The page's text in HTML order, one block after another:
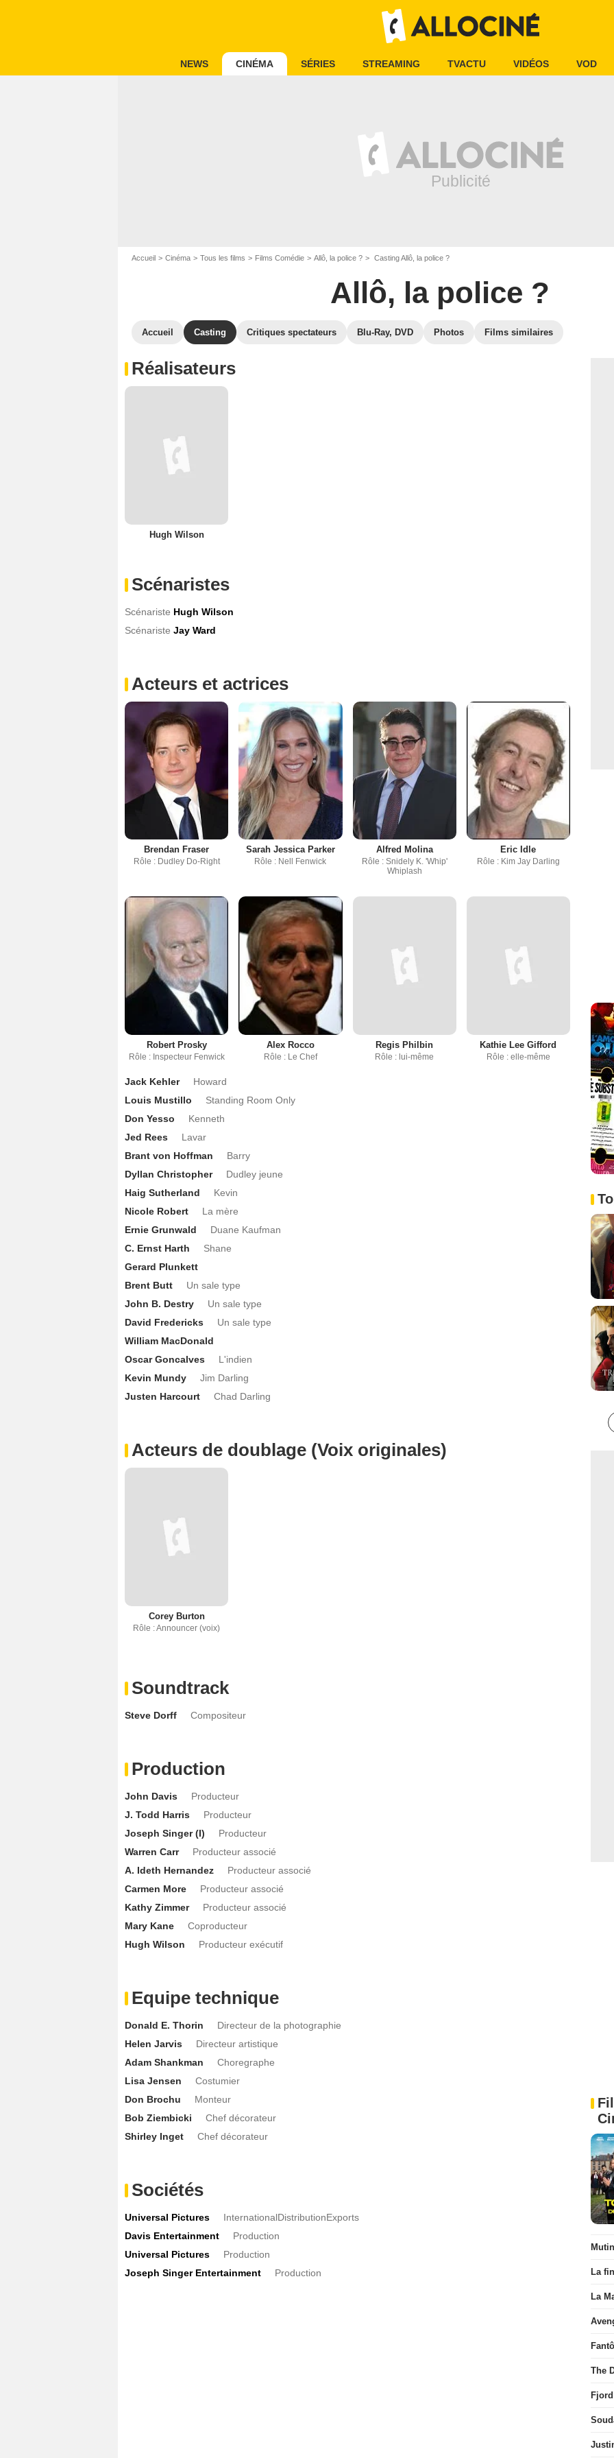
NEWS CINÉMA SÉRIES STREAMING TVACTU VIDÉOS VOD
Accueil Cinéma Tous les films Films Comédie Allô, la police ? Casting Allô, la police ?
Allô, la police ?
Accueil Casting Critiques spectateurs Blu-Ray, DVD Photos Films similaires
Réalisateurs
Hugh Wilson
Scénaristes
Scénariste Hugh Wilson
Scénariste Jay Ward
Acteurs et actrices
Brendan Fraser
Rôle : Dudley Do-Right
Sarah Jessica Parker
Rôle : Nell Fenwick
Alfred Molina
Rôle : Snidely K. 'Whip'
Whiplash
Eric Idle
Rôle : Kim Jay Darling
Robert Prosky
Rôle : Inspecteur Fenwick
Alex Rocco
Rôle : Le Chef
Regis Philbin
Rôle : lui-même
Kathie Lee Gifford
Rôle : elle-même
Jack Kehler
Howard
Louis Mustillo
Standing Room Only
Don Yesso
Kenneth
Jed Rees
Lavar
Brant von Hoffman
Barry
Dyllan Christopher
Dudley jeune
Haig Sutherland
Kevin
Nicole Robert
La mère
Ernie Grunwald
Duane Kaufman
C. Ernst Harth
Shane
Gerard Plunkett
Brent Butt
Un sale type
John B. Destry
Un sale type
David Fredericks
Un sale type
William MacDonald
Oscar Goncalves
L'indien
Kevin Mundy
Jim Darling
Justen Harcourt
Chad Darling
Acteurs de doublage (Voix originales)
Corey Burton
Rôle : Announcer (voix)
Soundtrack
Steve Dorff Compositeur
Production
John Davis
Producteur
J. Todd Harris
Producteur
Joseph Singer (I)
Producteur
Warren Carr
Producteur associé
A. Ideth Hernandez
Producteur associé
Carmen More
Producteur associé
Kathy Zimmer
Producteur associé
Mary Kane
Coproducteur
Hugh Wilson
Producteur exécutif
Equipe technique
Donald E. Thorin
Directeur de la photographie
Helen Jarvis
Directeur artistique
Adam Shankman
Choregraphe
Lisa Jensen
Costumier
Don Brochu
Monteur
Bob Ziembicki
Chef décorateur
Shirley Inget
Chef décorateur
Sociétés
Universal Pictures
InternationalDistributionExports
Davis Entertainment
Production
Universal Pictures
Production
Joseph Singer Entertainment
Production La
La
The
Fjord